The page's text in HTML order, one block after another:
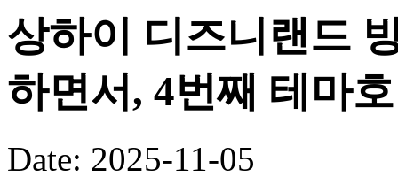
상하이 디즈니랜드
하면서, 4번째 테마
Date: 2025-11-05